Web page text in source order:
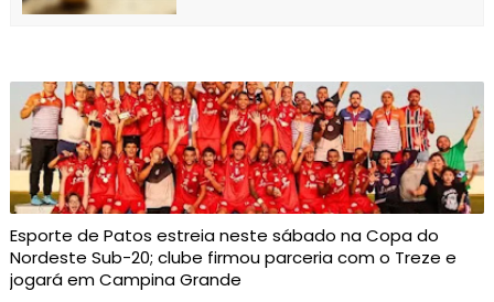
Esporte de Patos estreia neste sábado na Copa do
Nordeste Sub-20; clube firmou parceria com o Treze e
jogará em Campina Grande